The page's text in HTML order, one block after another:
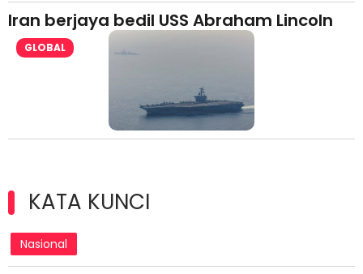
Iran berjaya bedil USS Abraham Lincoln
GLOBAL
KATA KUNCI
Nasional